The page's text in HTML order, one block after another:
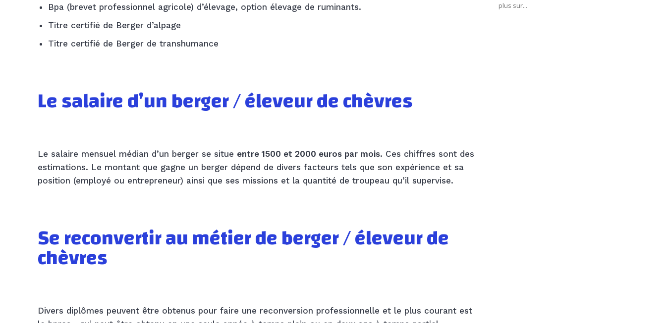
Bpa (brevet professionnel agricole) d’élevage, option élevage de ruminants.
Titre certifié de Berger d’alpage
Titre certifié de Berger de transhumance
Le salaire ​d’unberger / éleveur de chèvres
Le salaire mensuel médian d’un berger se situe entre 1500 et 2000 euros par mois. Ces chiffres sont des
estimations. Le montant que gagne un berger dépend de divers facteurs tels que son expérience et sa
position (employé ou entrepreneur) ainsi que ses missions et la quantité de troupeau qu’il supervise.
Se reconvertir au métier de berger / éleveur de
chèvres
Divers diplômes peuvent être obtenus pour faire une reconversion professionnelle et le plus courant est
plus sur...